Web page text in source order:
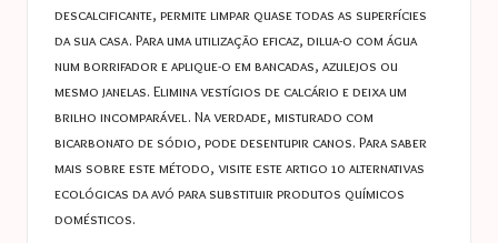
descalcificante, permite limpar quase todas as superfícies
da sua casa. Para uma utilização eficaz, dilua-o com água
num borrifador e aplique-o em bancadas, azulejos ou
mesmo janelas. Elimina vestígios de calcário e deixa um
brilho incomparável. Na verdade, misturado com
bicarbonato de sódio, pode desentupir canos. Para saber
mais sobre este método, visite este artigo 10 alternativas
ecológicas da avó para substituir produtos químicos
domésticos.